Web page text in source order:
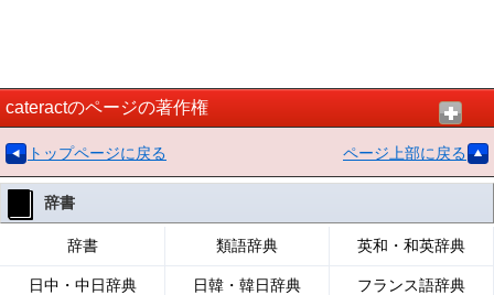
cateractのページの著作権
トップページに戻る ページ上部に戻る
辞書
辞書 類語辞典 英和・和英辞典
日中・中日辞典 日韓・韓日辞典 フランス語辞典